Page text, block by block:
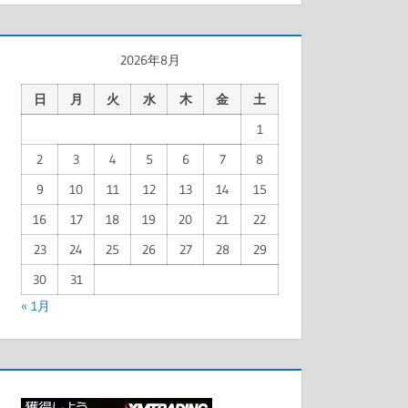
2026年8月
日 月 火 水 木 金
土
1
2
3 4 5 6 7
8
9
10 11 12 13 14
15
16
17 18 19 20 21
22
23
24 25 26 27 28
29
30
31
« 1月